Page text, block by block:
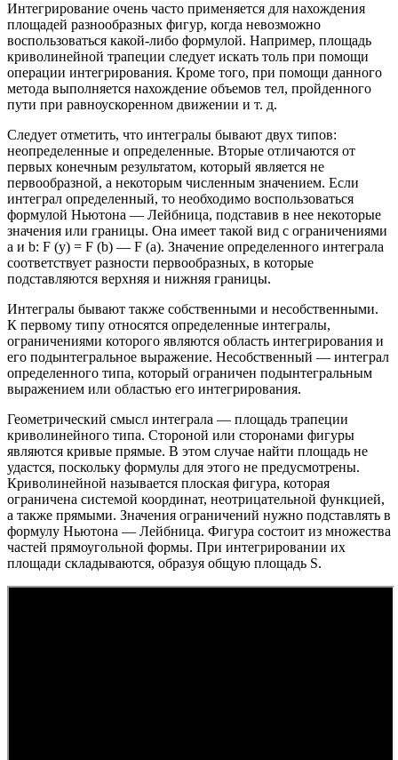
Интегрирование очень часто применяется для нахождения
площадей разнообразных фигур, когда невозможно
воспользоваться какой-либо формулой. Например, площадь
криволинейной трапеции следует искать толь при помощи
операции интегрирования. Кроме того, при помощи данного
метода выполняется нахождение объемов тел, пройденного
пути при равноускоренном движении и т. д.
Следует отметить, что интегралы бывают двух типов:
неопределенные и определенные. Вторые отличаются от
первых конечным результатом, который является не
первообразной, а некоторым численным значением. Если
интеграл определенный, то необходимо воспользоваться
формулой Ньютона — Лейбница, подставив в нее некоторые
значения или границы. Она имеет такой вид с ограничениями
a и b: F (y) = F (b) — F (a). Значение определенного интеграла
соответствует разности первообразных, в которые
подставляются верхняя и нижняя границы.
Интегралы бывают также собственными и несобственными.
К первому типу относятся определенные интегралы,
ограничениями которого являются область интегрирования и
его подынтегральное выражение. Несобственный — интеграл
определенного типа, который ограничен подынтегральным
выражением или областью его интегрирования.
Геометрический смысл интеграла — площадь трапеции
криволинейного типа. Стороной или сторонами фигуры
являются кривые прямые. В этом случае найти площадь не
удастся, поскольку формулы для этого не предусмотрены.
Криволинейной называется плоская фигура, которая
ограничена системой координат, неотрицательной функцией,
а также прямыми. Значения ограничений нужно подставлять в
формулу Ньютона — Лейбница. Фигура состоит из множества
частей прямоугольной формы. При интегрировании их
площади складываются, образуя общую площадь S.